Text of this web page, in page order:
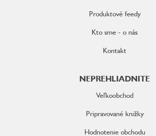
Produktové feedy
Kto sme - o nás
Kontakt
NEPREHLIADNITE
Veľkoobchod
Pripravované knižky
Hodnotenie obchodu